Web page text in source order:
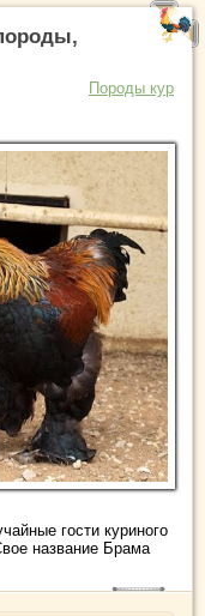
Породы кур
гости куриного
название Брама